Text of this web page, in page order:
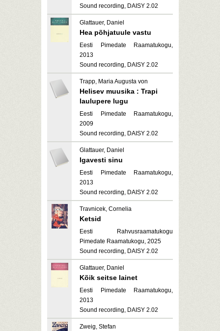
Sound recording, DAISY 2.02
Glattauer, Daniel
Hea põhjatuule vastu
Eesti Pimedate Raamatukogu,
2013
Sound recording, DAISY 2.02
Trapp, Maria Augusta von
Helisev muusika : Trapi
laulupere lugu
Eesti Pimedate Raamatukogu,
2009
Sound recording, DAISY 2.02
Glattauer, Daniel
Igavesti sinu
Eesti Pimedate Raamatukogu,
2013
Sound recording, DAISY 2.02
Travnicek, Cornelia
Ketsid
Eesti Rahvusraamatukogu
Pimedate Raamatukogu, 2025
Sound recording, DAISY 2.02
Glattauer, Daniel
Kõik seitse lainet
Eesti Pimedate Raamatukogu,
2013
Sound recording, DAISY 2.02
Zweig, Stefan